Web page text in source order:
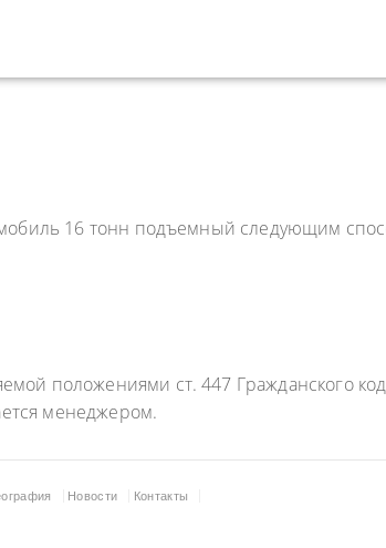
16 тонн подъемный следующим
положениями ст. 447 Гражданского
менеджером.
Новости Контакты